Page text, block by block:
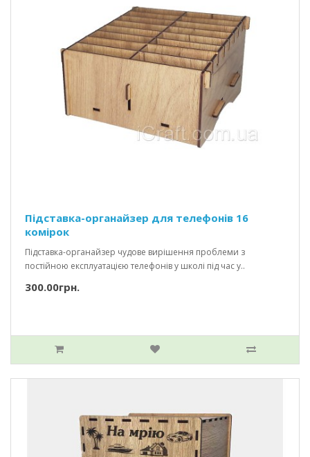
Підставка-органайзер для телефонів 16
комірок
Підставка-органайзер чудове вирішення проблеми з
постійною експлуатацією телефонів у школі під час у..
300.00грн.